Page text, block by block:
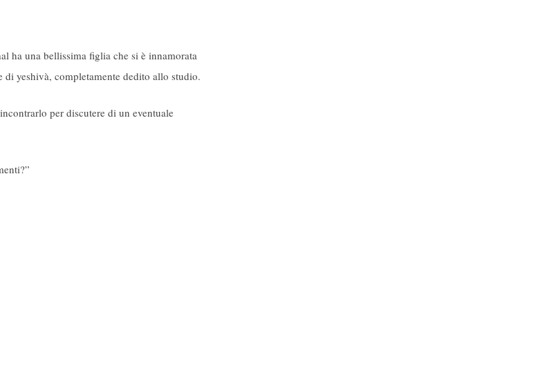
ha una bellissima figlia che si è innamorata
di yeshivà, completamente dedito allo studio.
per discutere di un eventuale